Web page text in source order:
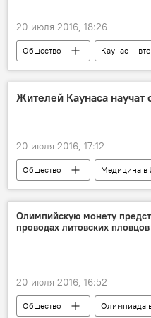
20 июля 2016, 18:26
Общество Каунас —
Жителей Каунаса научат
20 июля 2016, 17:12
Общество
Медицина в
Каунас — вторая столица Литвы
Олимпийскую монету
проводах литовских
20 июля 2016, 16:52
Общество Олимпиада